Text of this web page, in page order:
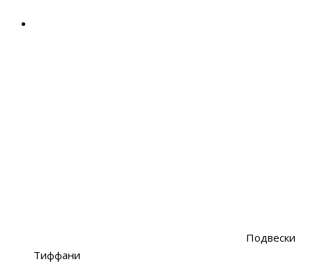
Подвески
Тиффани